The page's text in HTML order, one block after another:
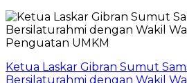
Ketua Laskar Gibran Sumut
Bersilaturahmi dengan Wakil